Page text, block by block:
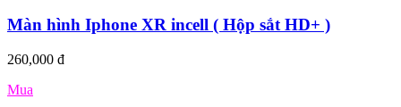
Màn hình Iphone XR incell ( Hộp sắt HD+ )
260,000 đ
Mua